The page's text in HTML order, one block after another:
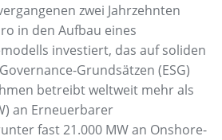
zwei Jahrzehnten
in den Aufbau eines
investiert, das auf soliden
Grundsätzen (ESG)
betreibt weltweit mehr als
an Erneuerbarer
fast 21.000 MW an Onshore-